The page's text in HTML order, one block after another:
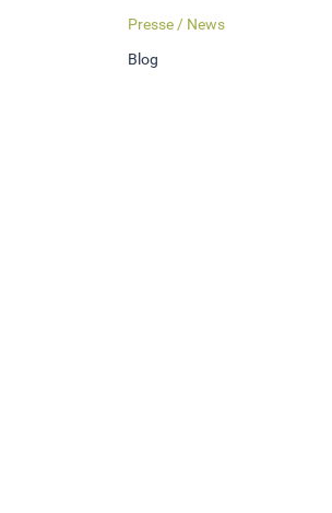
Presse / News
Blog
STATISTIK